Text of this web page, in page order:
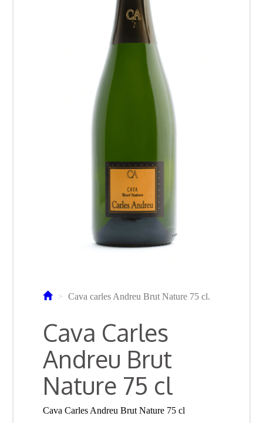
Cava carles Andreu Brut Nature 75 cl.
Cava Carles
Andreu Brut
Nature 75 cl
Cava Carles Andreu Brut Nature 75 cl